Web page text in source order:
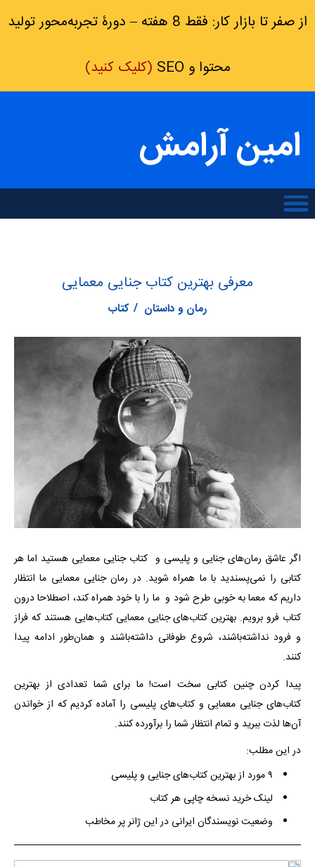
از صفر تا بازار کار: فقط 8 هفته – دورۀ تجربه‌محور تولید
محتوا و SEO (کلیک کنید)
امین آرامش
معرفی بهترین کتاب جنایی معمایی
رمان و داستان کتاب
اگر عاشق رمان‌های جنایی و پلیسی و کتاب جنایی معمایی هستید اما هر
کتابی را نمی‌پسندید با ما همراه شوید. در رمان جنایی معمایی ما انتظار
داریم که معما به‌ خوبی طرح شود و ما را با خود همراه کند، اصطلاحا درون
کتاب فرو برویم. بهترین کتاب‌های جنایی معمایی کتاب‌هایی هستند که فراز
و فرود نداشته‌باشند، شروع طوفانی داشته‌باشند و همان‌طور ادامه پیدا
کنند.
پیدا کردن چنین کتابی سخت است! ما برای شما تعدادی ازبهترین
کتاب‌های جنایی معمایی و کتاب‌های پلیسی را آماده کردیم که از خواندن
آن‌ها لذت ببرید و تمام انتظار شما را برآورده کنند.
در این مطلب:
۹ مورد از بهترین کتاب‌های جنایی و پلیسی
لینک خرید نسخه چاپی هر کتاب
وضعیت نویسندگان ایرانی در این ژانر پر مخاطب